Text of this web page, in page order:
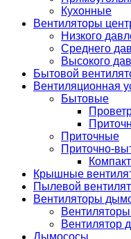
Кухонные
Вентиляторы
Низкого
Среднего
Высокого
Бытовой
Вентиляционная
Бытовые
Приточные
Приточно-
Крышные
Пылевой
Вентиляторы
Вентилятор
Дымососы